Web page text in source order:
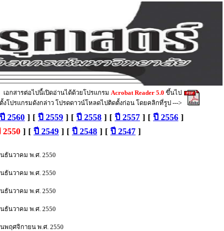
เอกสารต่อไปนี้เปิดอ่านได้ด้วยโปรแกรม Acrobat Reader 5.0 ขึ้นไป
งโปรแกรมดังกล่าว โปรดดาวน์โหลดไปติดตั้งก่อน โดยคลิกที่รูป --->
ปี 2560 ] [ ปี 2559 ] [ ปี 2558 ] [ ปี 2557 ] [ ปี 2556 ]
2550 ] [ ปี 2549 ] [ ปี 2548 ] [ ปี 2547 ]
ธันวาคม พ.ศ. 2550
นธันวาคม พ.ศ. 2550
นธันวาคม พ.ศ. 2550
นธันวาคม พ.ศ. 2550
พฤศจิกายน พ.ศ. 2550